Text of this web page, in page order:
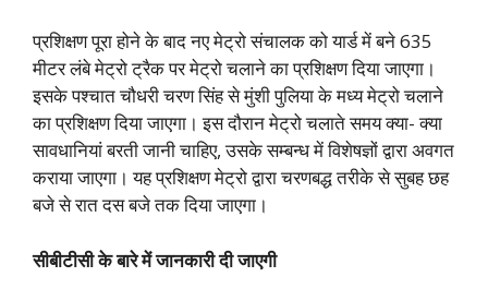
प्रशिक्षण पूरा होने के बाद नए मेट्रो संचालक को यार्ड में बने 635
मीटर लंबे मेट्रो ट्रैक पर मेट्रो चलाने का प्रशिक्षण दिया जाएगा।
इसके पश्चात चौधरी चरण सिंह से मुंशी पुलिया के मध्य मेट्रो चलाने
का प्रशिक्षण दिया जाएगा। इस दौरान मेट्रो चलाते समय क्या- क्या
सावधानियां बरती जानी चाहिए, उसके सम्बन्ध में विशेषज्ञों द्वारा अवगत
कराया जाएगा। यह प्रशिक्षण मेट्रो द्वारा चरणबद्ध तरीके से सुबह छह
बजे से रात दस बजे तक दिया जाएगा।
सीबीटीसी के बारे में जानकारी दी जाएगी